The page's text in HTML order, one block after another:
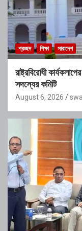
প্রচ্ছদ শিক্ষা সারাদেশ
রাষ্ট্রবিরোধী
সদস্যের কমিটি
August 6, 2026